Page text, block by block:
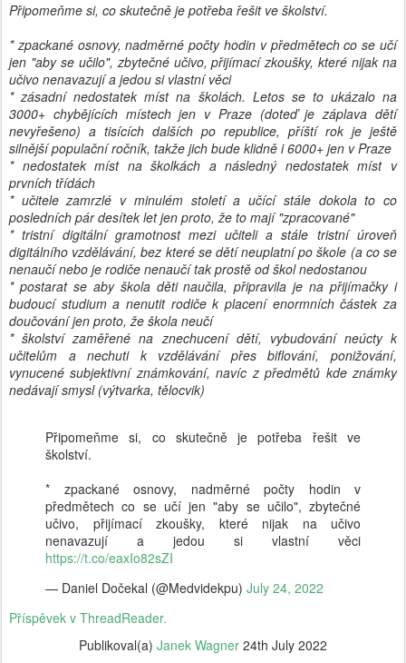
Připomeňme si, co skutečně je potřeba řešit ve školství.
* zpackané osnovy, nadměrné počty hodin v předmětech co se učí
jen "aby se učilo", zbytečné učivo, přijímací zkoušky, které nijak na
učivo nenavazují a jedou si vlastní věci
* zásadní nedostatek míst na školách. Letos se to ukázalo na
3000+ chybějících místech jen v Praze (doteď je záplava dětí
nevyřešeno) a tisících dalších po republice, příští rok je ještě
silnější populační ročník, takže jich bude klidně i 6000+ jen v Praze
* nedostatek míst na školkách a následný nedostatek míst v
prvních třídách
* učitele zamrzlé v minulém století a učící stále dokola to co
posledních pár desítek let jen proto, že to mají "zpracované"
* tristní digitální gramotnost mezi učiteli a stále tristní úroveň
digitálního vzdělávání, bez které se dětí neuplatní po škole (a co se
nenaučí nebo je rodiče nenaučí tak prostě od škol nedostanou
* postarat se aby škola děti naučila, připravila je na přijímačky i
budoucí studium a nenutit rodiče k placení enormních částek za
doučování jen proto, že škola neučí
* školství zaměřené na znechucení dětí, vybudování neúcty k
učitelům a nechuti k vzdělávání přes biflování, ponižování,
vynucené subjektivní známkování, navíc z předmětů kde známky
nedávají smysl (výtvarka, tělocvik)
Připomeňme si, co skutečně je potřeba řešit ve
školství.
* zpackané osnovy, nadměrné počty hodin v
předmětech co se učí jen "aby se učilo", zbytečné
učivo, přijímací zkoušky, které nijak na učivo
nenavazují a jedou si vlastní věci
https://t.co/eaxIo82sZI
— Daniel Dočekal (@Medvidekpu) July 24, 2022
Příspěvek v ThreadReader.
Publikoval(a) Janek Wagner 24th July 2022